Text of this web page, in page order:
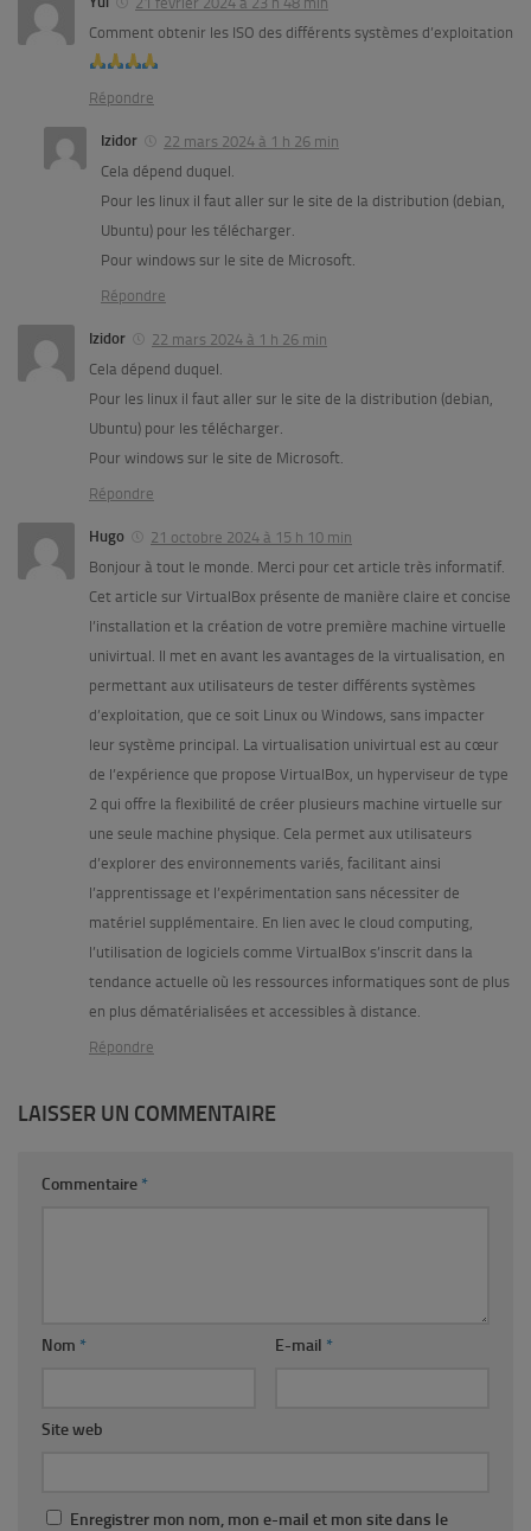
Comment obtenir les ISO des différents systèmes d’exploitation
Répondre
Izidor
22 mars 2024 à 1 h 26 min
Cela dépend duquel.
Pour les linux il faut aller sur le site de la distribution (debian,
Ubuntu) pour les télécharger.
Pour windows sur le site de Microsoft.
Répondre
Izidor
22 mars 2024 à 1 h 26 min
Cela dépend duquel.
Pour les linux il faut aller sur le site de la distribution (debian,
Ubuntu) pour les télécharger.
Pour windows sur le site de Microsoft.
Répondre
Hugo
21 octobre 2024 à 15 h 10 min
Bonjour à tout le monde. Merci pour cet article très informatif.
Cet article sur VirtualBox présente de manière claire et concise
l’installation et la création de votre première machine virtuelle
univirtual. Il met en avant les avantages de la virtualisation, en
permettant aux utilisateurs de tester différents systèmes
d’exploitation, que ce soit Linux ou Windows, sans impacter
leur système principal. La virtualisation univirtual est au cœur
de l’expérience que propose VirtualBox, un hyperviseur de type
2 qui offre la flexibilité de créer plusieurs machine virtuelle sur
une seule machine physique. Cela permet aux utilisateurs
d’explorer des environnements variés, facilitant ainsi
l’apprentissage et l’expérimentation sans nécessiter de
matériel supplémentaire. En lien avec le cloud computing,
l’utilisation de logiciels comme VirtualBox s’inscrit dans la
tendance actuelle où les ressources informatiques sont de plus
en plus dématérialisées et accessibles à distance.
Répondre
LAISSER UN COMMENTAIRE
Commentaire *
Nom * E-mail *
Site web
Enregistrer mon nom, mon e-mail et mon site dans le